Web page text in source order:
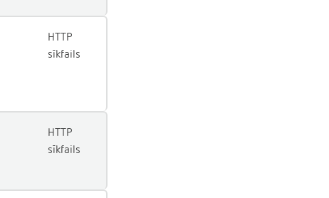
HTTP
sīkfails
HTTP
sīkfails